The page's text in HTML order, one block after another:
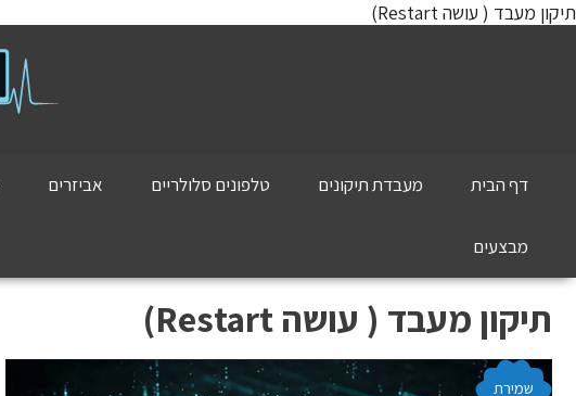
תיקון מעבד ( עושה Restart)
דף הבית מעבדת תיקונים טלפונים סלולריים אביזרים
מבצעים
תיקון מעבד ( עושה Restart)
שמירת